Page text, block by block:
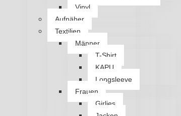
Vinyl
Aufnäher
Textilien
Männer
T-Shirt
KAPU
Longsleeve
Frauen
Girlies